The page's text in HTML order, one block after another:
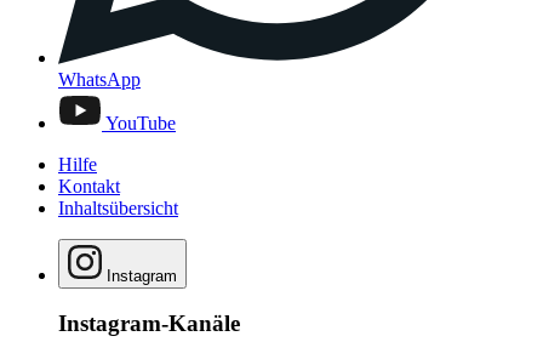
WhatsApp
YouTube
Hilfe
Kontakt
Inhaltsübersicht
Instagram
Instagram-Kanäle